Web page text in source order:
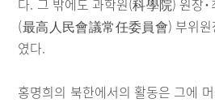
다. 그 밖에도 과학원(科學院) 원장
(最高人民會議常任委員會) 부위원
였다.
홍명희의 북한에서의 활동은 그에